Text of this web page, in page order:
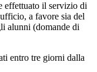
effettuato il servizio di
a favore sia del
alunni (domande di
entro tre giorni dalla